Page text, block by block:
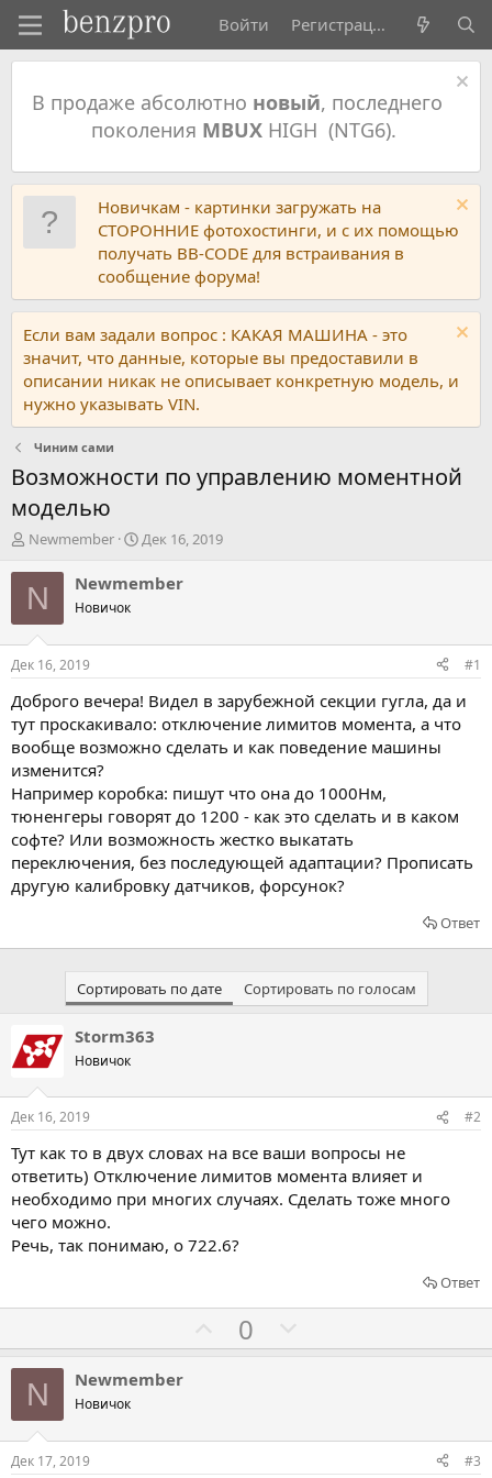
Войти Регистрация
В продаже абсолютно новый, последнего
поколения MBUXHIGH (NTG6).
Новичкам - картинки загружать на
СТОРОННИЕ фотохостинги, и с их помощью
получать BB-CODE для встраивания в
сообщение форума!
Если вам задали вопрос : КАКАЯ МАШИНА - это
значит, что данные, которые вы предоставили в
описании никак не описывает конкретную модель, и
нужно указывать VIN.
Чиним сами
Возможности по управлению моментной
моделью
А
т
о
т
м
ы
Newmember
Д
т
а
л
Дек 16, 2019
N Newmember
Новичок
Дек 16, 2019 #1
Доброго вечера! Видел в зарубежной секции гугла, да и
тут проскакивало: отключение лимитов момента, а что
вообще возможно сделать и как поведение машины
изменится?
Например коробка: пишут что она до 1000Нм,
тюненгеры говорят до 1200 - как это сделать и в каком
софте? Или возможность жестко выкатать
переключения, без последующей адаптации? Прописать
другую калибровку датчиков, форсунок?
Ответ
Сортировать по дате Сортировать по голосам
Storm363
Новичок
Дек 16, 2019 #2
Тут как то в двух словах на все ваши вопросы не
ответить) Отключение лимитов момента влияет и
необходимо при многих случаях. Сделать тоже много
чего можно.
Речь, так понимаю, о 722.6?
Ответ
о
с
0
о
с
N Newmember
Новичок
Дек 17, 2019 #3